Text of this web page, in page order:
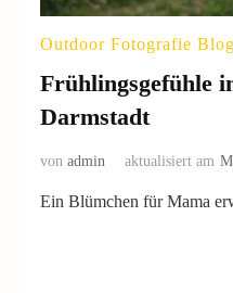
Outdoor Fotografie Blog
Frühlingsgefühle
Darmstadt
vonadmin aktualisiert am
Ein Blümchen für Mama